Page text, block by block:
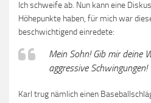
Ich schweife ab. Nun kann eine
Höhepunkte haben, für mich war
beschwichtigend einredete:
Mein Sohn! Gib mir deine
aggressive Schwingungen!
Karl trug nämlich einen